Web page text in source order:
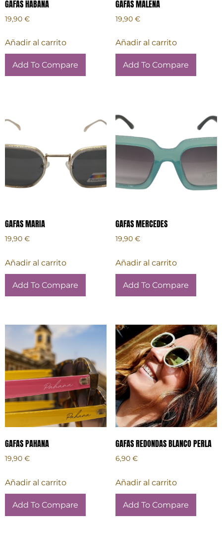
GAFAS HABANA
19,90 €
Añadir al carrito
Add To Compare
GAFAS MALENA
19,90 €
Añadir al carrito
Add To Compare
GAFAS MARIA
19,90 €
Añadir al carrito
Add To Compare
GAFAS MERCEDES
19,90 €
Añadir al carrito
Add To Compare
GAFAS PAHANA
19,90 €
Añadir al carrito
Add To Compare
GAFAS REDONDAS BLANCO PERLA
6,90 €
Añadir al carrito
Add To Compare